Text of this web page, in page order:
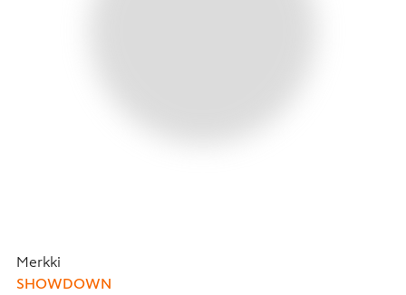
Merkki
SHOWDOWN